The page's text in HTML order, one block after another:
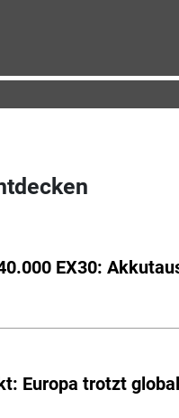
EX30:
Europa trotzt